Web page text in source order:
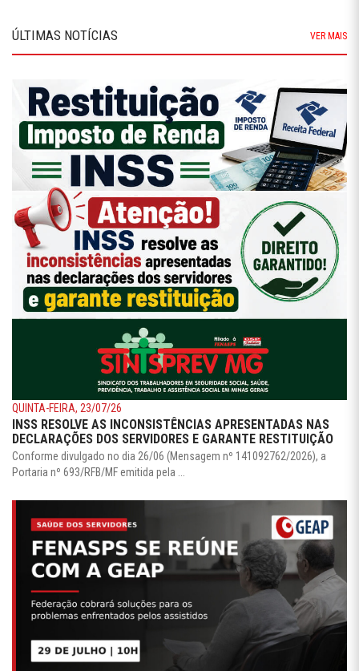
ÚLTIMAS NOTÍCIAS VER MAIS
QUINTA-FEIRA, 23/07/26
INSS RESOLVE AS INCONSISTÊNCIAS APRESENTADAS NAS
DECLARAÇÕES DOS SERVIDORES E GARANTE RESTITUIÇÃO
Conforme divulgado no dia 26/06 (Mensagem nº 141092762/2026), a
Portaria nº 693/RFB/MF emitida pela ...